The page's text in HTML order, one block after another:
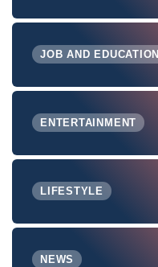
JOB AND EDUCATION
ENTERTAINMENT
LIFESTYLE
NEWS